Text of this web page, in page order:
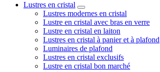
Lustres en cristal
Lustres modernes en cristal
Lustre en cristal avec bras en verre
Lustre en cristal en laiton
Lustres en cristal à panier et à plafond
Luminaires de plafond
Lustres en cristal exclusifs
Lustre en cristal bon marché